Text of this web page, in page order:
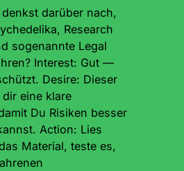
darüber nach,
Research
sogenannte Legal
Interest: Gut —
Desire: Dieser
eine klare
Du Risiken besser
Action: Lies
Material, teste es,